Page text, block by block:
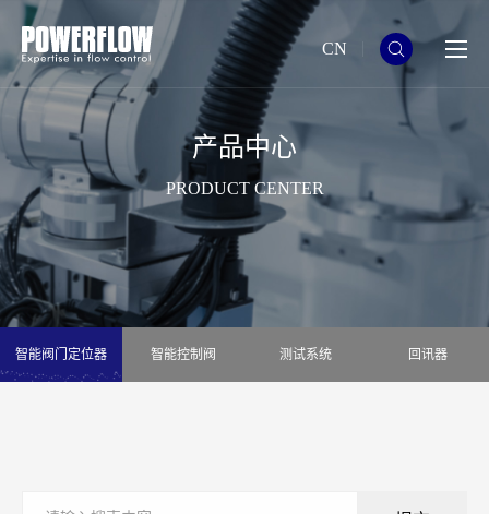
CN
产品中心
PRODUCT CENTER
智能阀门定位器 智能控制阀 测试系统 回讯器